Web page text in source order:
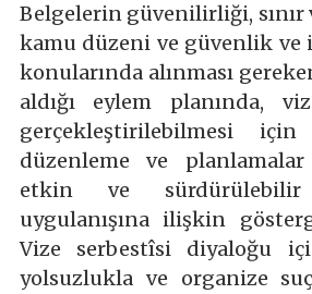
Belgelerin güvenilirliği, sınır
kamu düzeni ve güvenlik
konularında alınması
aldığı eylem planında,
gerçekleştirilebilmesi
düzenleme ve
etkin ve
uygulanışına ilişkin
Vize serbestîsi diyaloğu
yolsuzlukla ve organize